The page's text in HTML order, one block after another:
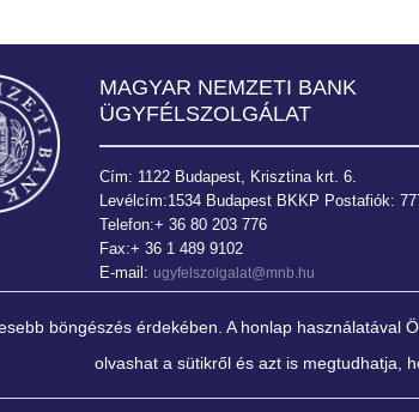
böngészés érdekében. A honlap használatával
olvashat a sütikről és azt is megtudhatja,
MAGYAR NEMZETI BANK
ÜGYFÉLSZOLGÁLAT
Cím: 1122 Budapest, Krisztina krt. 6.
Levélcím:1534 Budapest BKKP Postafiók:
Telefon:+ 36 80 203 776
Fax:+ 36 1 489 9102
E-mail: ugyfelszolgalat@mnb.hu